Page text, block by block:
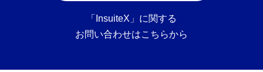
「InsuiteX」に関する
お問い合わせはこちらから